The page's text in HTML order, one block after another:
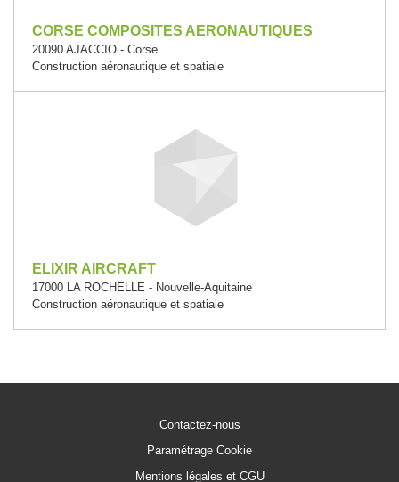
CORSE COMPOSITES AERONAUTIQUES
20090 AJACCIO - Corse
Construction aéronautique et spatiale
ELIXIR AIRCRAFT
17000 LA ROCHELLE - Nouvelle-Aquitaine
Construction aéronautique et spatiale
Contactez-nous
Paramétrage Cookie
Mentions légales et CGU